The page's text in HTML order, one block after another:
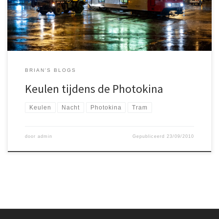
BRIAN'S BLOGS
Keulen tijdens de Photokina
Keulen Nacht Photokina Tram
door admin Gepubliceerd 23/09/2010